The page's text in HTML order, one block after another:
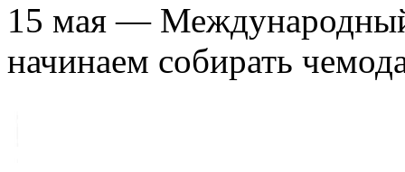
15 мая —
начинаем собирать